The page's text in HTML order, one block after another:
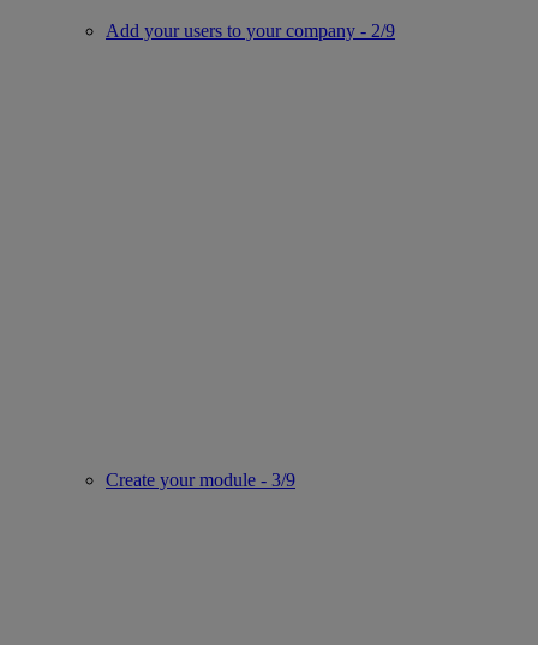
Add your users to your company - 2/9
Create your module - 3/9